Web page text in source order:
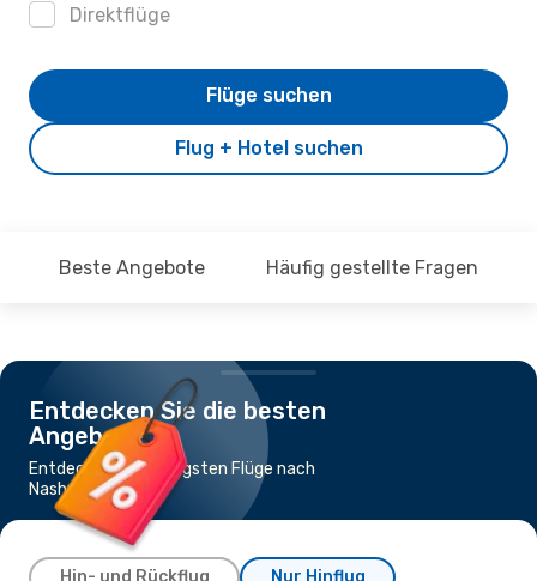
Direktflüge
Flug + Hotel suchen
Flüge suchen
Beste Angebote Häufig gestellte Fragen
Entdecken Sie die besten
Angebote
Entdecke die günstigsten Flüge nach
Nashville
Hin- und Rückflug Nur Hinflug